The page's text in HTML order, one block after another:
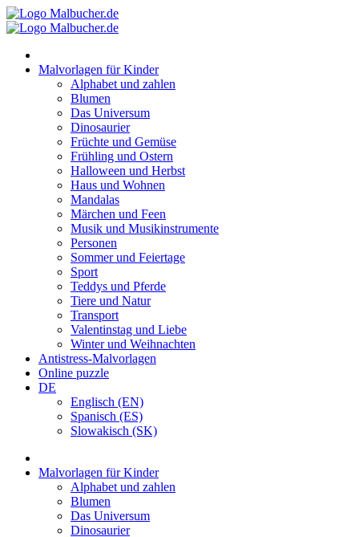
Zum
Inhalt
Malvorlagen für Kinder
Alphabet und zahlen
Blumen
Das Universum
Dinosaurier
Früchte und Gemüse
Frühling und Ostern
Halloween und Herbst
Haus und Wohnen
Mandalas
Märchen und Feen
Musik und Musikinstrumente
Personen
Sommer und Feiertage
Sport
Teddys und Pferde
Tiere und Natur
Transport
Valentinstag und Liebe
Winter und Weihnachten
Antistress-Malvorlagen
Online puzzle
DE
Englisch (EN)
Spanisch (ES)
Slowakisch (SK)
Malvorlagen für Kinder
Alphabet und zahlen
Blumen
Das Universum
Dinosaurier